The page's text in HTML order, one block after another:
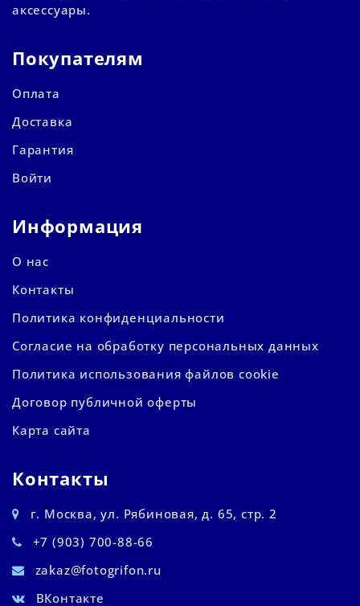
аксессуары.
Покупателям
Оплата
Доставка
Гарантия
Войти
Информация
О нас
Контакты
Политика конфиденциальности
Согласие на обработку персональных данных
Политика использования файлов cookie
Договор публичной оферты
Карта сайта
Контакты
г. Москва, ул. Рябиновая, д. 65, стр. 2
+7 (903) 700-88-66
zakaz@fotogrifon.ru
ВКонтакте